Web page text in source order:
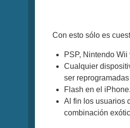
Con esto sólo es
PSP, Nintendo
Cualquier
ser
Flash en el
Al fin los usuarios
combinación